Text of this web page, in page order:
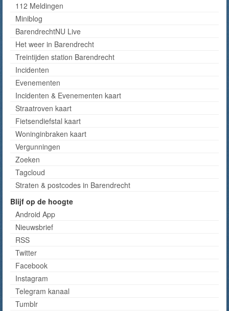
112 Meldingen
Miniblog
BarendrechtNU Live
Het weer in Barendrecht
Treintijden station Barendrecht
Incidenten
Evenementen
Incidenten & Evenementen kaart
Straatroven kaart
Fietsendiefstal kaart
Woninginbraken kaart
Vergunningen
Zoeken
Tagcloud
Straten & postcodes in Barendrecht
Blijf op de hoogte
Android App
Nieuwsbrief
RSS
Twitter
Facebook
Instagram
Telegram kanaal
Tumblr